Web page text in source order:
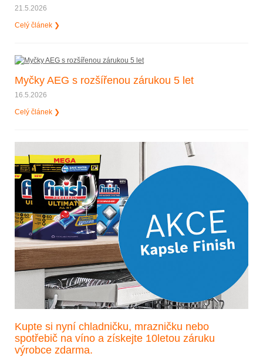
21.5.2026
Celý článek ❯
Myčky AEG s rozšířenou zárukou 5 let
16.5.2026
Celý článek ❯
Kupte si nyní chladničku, mrazničku nebo
spotřebič na víno a získejte 10letou záruku
výrobce zdarma.